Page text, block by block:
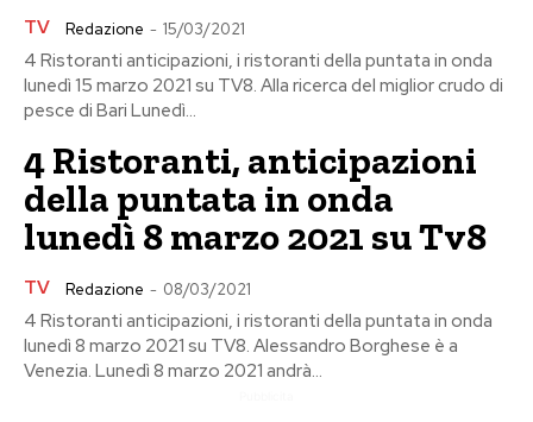
TV Redazione - 15/03/2021
4 Ristoranti anticipazioni, i ristoranti della puntata in onda
lunedì 15 marzo 2021 su TV8. Alla ricerca del miglior crudo di
pesce di Bari Lunedì...
4 Ristoranti, anticipazioni
della puntata in onda
lunedì 8 marzo 2021 su Tv8
TV Redazione - 08/03/2021
4 Ristoranti anticipazioni, i ristoranti della puntata in onda
lunedì 8 marzo 2021 su TV8. Alessandro Borghese è a
Venezia. Lunedì 8 marzo 2021 andrà...